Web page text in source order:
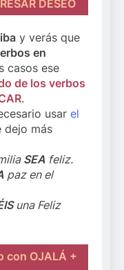
DESEO
y verás que
en
casos ese
de los verbos
.
usar el
dejo más
SEA feliz.
paz en el
una Feliz
con OJALÁ +